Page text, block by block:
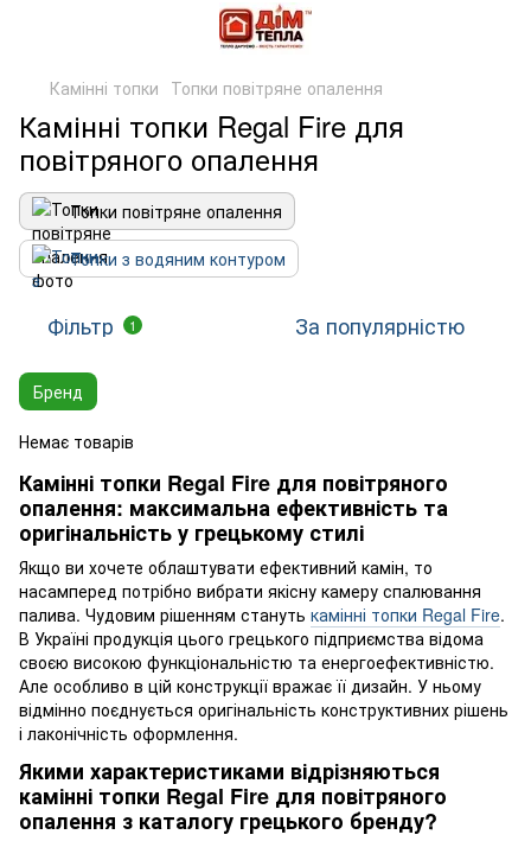
Камінні топки Топки повітряне опалення
Камінні топки Regal Fire для
повітряного опалення
Топки повітряне опалення
Топки з водяним контуром
Фільтр 1 За популярністю
Бренд
Немає товарів
Камінні топки Regal Fire для повітряного
опалення: максимальна ефективність та
оригінальність у грецькому стилі
Якщо ви хочете облаштувати ефективний камін, то
насамперед потрібно вибрати якісну камеру спалювання
палива. Чудовим рішенням стануть камінні топки Regal Fire.
В Україні продукція цього грецького підприємства відома
своєю високою функціональністю та енергоефективністю.
Але особливо в цій конструкції вражає її дизайн. У ньому
відмінно поєднується оригінальність конструктивних рішень
і лаконічність оформлення.
Якими характеристиками відрізняються
камінні топки Regal Fire для повітряного
опалення з каталогу грецького бренду?